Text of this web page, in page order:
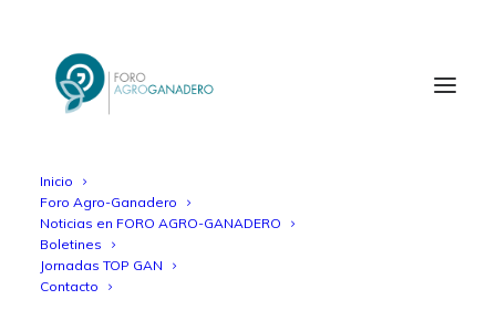
Inicio
Foro Agro-Ganadero
Noticias en FORO AGRO-GANADERO
Boletines
Jornadas TOP GAN
Contacto